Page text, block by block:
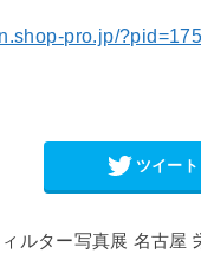
pro.jp/
ツイート
ルター写真展 名古屋